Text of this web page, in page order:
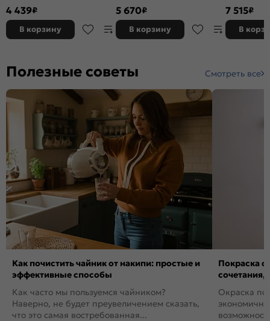
4 439₽
В корзину
5 670₽
В корзину
7 515₽
В
Полезные советы Смотреть все
Как почистить чайник от накипи: простые и
эффективные способы
Как часто мы пользуемся чайником?
Наверно, не будет преувеличением сказать,
что это самая востребованная...
Покраска
сочетания,
Окраска